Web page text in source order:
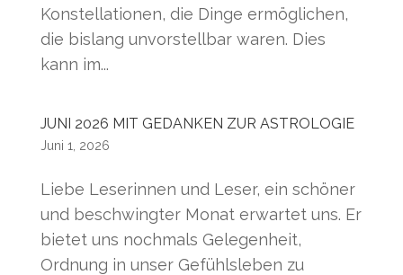
Konstellationen, die Dinge ermöglichen,
die bislang unvorstellbar waren. Dies
kann im...
JUNI 2026 MIT GEDANKEN ZUR ASTROLOGIE
Juni 1, 2026
Liebe Leserinnen und Leser, ein schöner
und beschwingter Monat erwartet uns. Er
bietet uns nochmals Gelegenheit,
Ordnung in unser Gefühlsleben zu